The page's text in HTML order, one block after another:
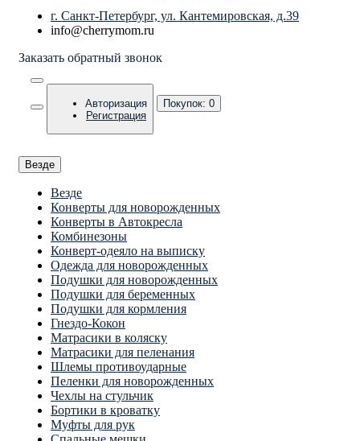
г. Санкт-Петербург, ул. Кантемировская, д.39
info@cherrymom.ru
Заказать обратный звонок
Авторизация
Регистрация
Покупок: 0
Везде
Везде
Конверты для новорожденных
Конверты в Автокресла
Комбинезоны
Конверт-одеяло на выписку
Одежда для новорожденных
Подушки для новорожденных
Подушки для беременных
Подушки для кормления
Гнездо-Кокон
Матрасики в коляску
Матрасики для пеленания
Шлемы противоударные
Пеленки для новорожденных
Чехлы на стульчик
Бортики в кроватку
Муфты для рук